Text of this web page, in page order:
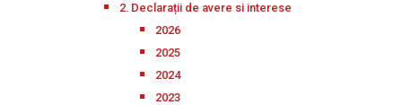
2. Declarații de avere si interese
2026
2025
2024
2023